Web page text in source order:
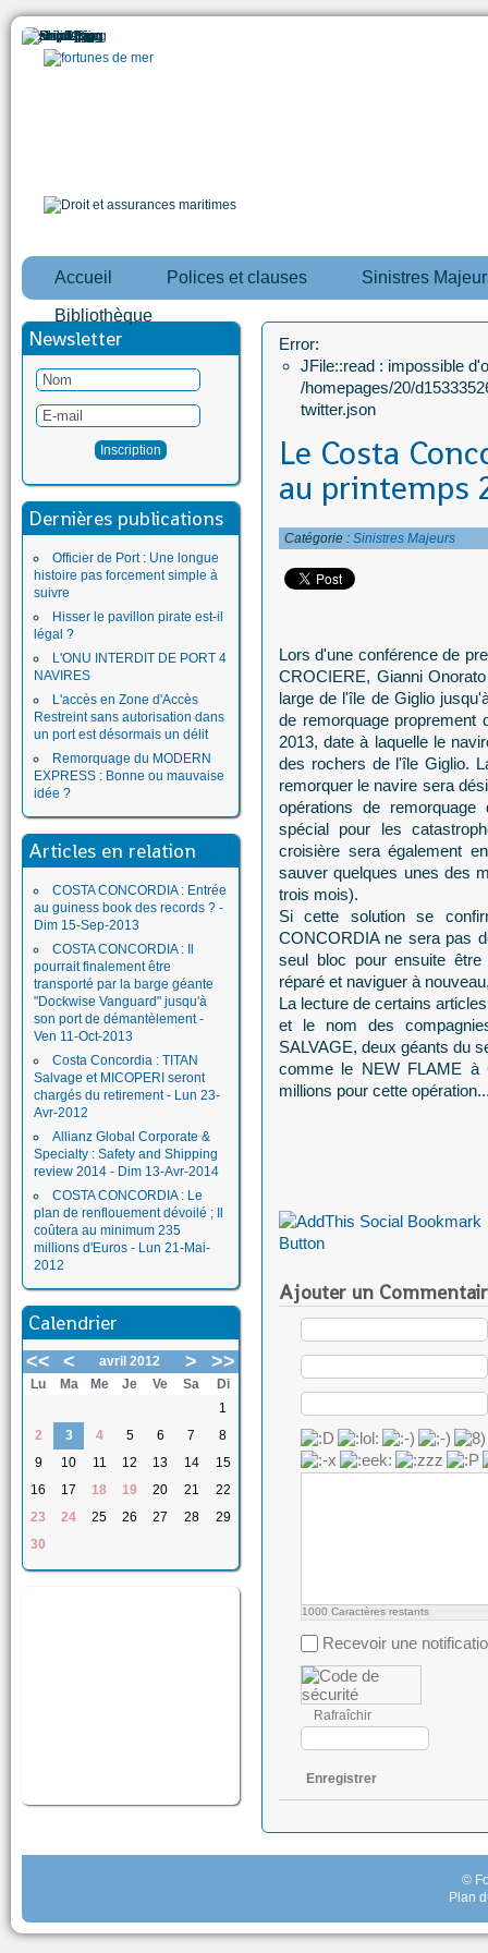
Accueil Polices et clauses Sinistres
Bibliothèque
Newsletter
Dernières publications
Officier de Port : Une longue
histoire pas forcement simple à
suivre
Hisser le pavillon pirate est-il
légal ?
L'ONU INTERDIT DE PORT 4
NAVIRES
L'accès en Zone d'Accès
Restreint sans autorisation dans
un port est désormais un délit
Remorquage du MODERN
EXPRESS : Bonne ou mauvaise
idée ?
Articles en relation
COSTA CONCORDIA : Entrée
au guiness book des records ? -
Dim 15-Sep-2013
COSTA CONCORDIA : Il
pourrait finalement être
transporté par la barge géante
"Dockwise Vanguard" jusqu'à
son port de démantèlement -
Ven 11-Oct-2013
Costa Concordia : TITAN
Salvage et MICOPERI seront
chargés du retirement - Lun 23-
Avr-2012
Allianz Global Corporate &
Specialty : Safety and Shipping
review 2014 - Dim 13-Avr-2014
COSTA CONCORDIA : Le
plan de renflouement dévoilé ; Il
coûtera au minimum 235
millions d'Euros - Lun 21-Mai-
2012
Calendrier
<< < avril 2012 > >>
Lu Ma Me Je Ve Sa
Di
1
2
3 4 5 6 7
8
9
10 11 12 13 14
15
16
17 18 19 20 21
22
23
24 25 26 27 28
29
30
Error:
JFile::read : impossible
/homepages/20/
twitter.json
Le Costa
au printemps
Catégorie : Sinistres Majeurs
Lors d'une conférence de
CROCIERE, Gianni
large de l'île de Giglio
de remorquage proprement
2013, date à laquelle le
des rochers de l'île Giglio.
remorquer le navire sera
opérations de
spécial pour les
croisière sera également
sauver quelques unes des
trois mois).
Si cette solution se
CONCORDIA ne sera pas
seul bloc pour ensuite
réparé et naviguer à
La lecture de certains
et le nom des
SALVAGE, deux géants du
comme le NEW FLAME à
millions pour cette
Ajouter un
1000 Caractères restants
Recevoir une
Rafraîchir
Enregistrer
©
Plan